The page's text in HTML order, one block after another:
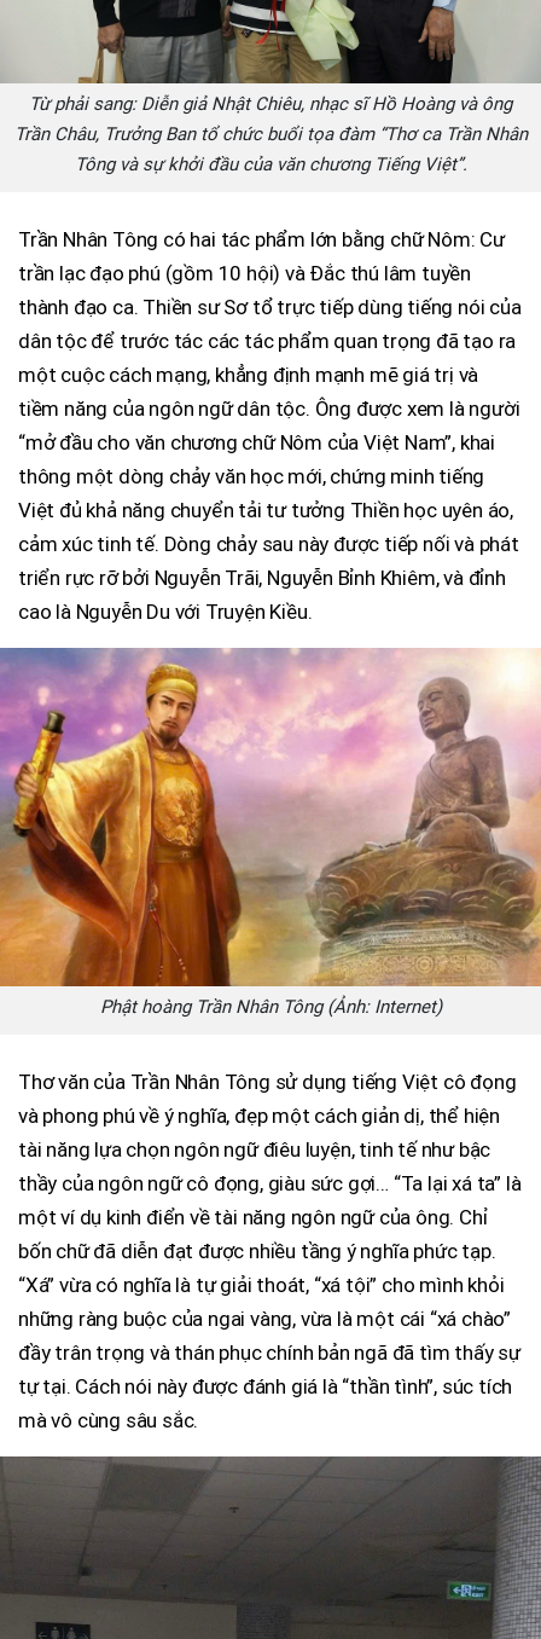
Từ phải sang: Diễn giả Nhật Chiêu, nhạc sĩ Hồ Hoàng và ông
Trần Châu, Trưởng Ban tổ chức buổi tọa đàm “Thơ ca Trần Nhân
Tông và sự khởi đầu của văn chương Tiếng Việt”.
Trần Nhân Tông có hai tác phẩm lớn bằng chữ Nôm: Cư
trần lạc đạo phú (gồm 10 hội) và Đắc thú lâm tuyền
thành đạo ca. Thiền sư Sơ tổ trực tiếp dùng tiếng nói của
dân tộc để trước tác các tác phẩm quan trọng đã tạo ra
một cuộc cách mạng, khẳng định mạnh mẽ giá trị và
tiềm năng của ngôn ngữ dân tộc. Ông được xem là người
“mở đầu cho văn chương chữ Nôm của Việt Nam”, khai
thông một dòng chảy văn học mới, chứng minh tiếng
Việt đủ khả năng chuyển tải tư tưởng Thiền học uyên áo,
cảm xúc tinh tế. Dòng chảy sau này được tiếp nối và phát
triển rực rỡ bởi Nguyễn Trãi, Nguyễn Bỉnh Khiêm, và đỉnh
cao là Nguyễn Du với Truyện Kiều.
Phật hoàng Trần Nhân Tông (Ảnh: Internet)
Thơ văn của Trần Nhân Tông sử dụng tiếng Việt cô đọng
và phong phú về ý nghĩa, đẹp một cách giản dị, thể hiện
tài năng lựa chọn ngôn ngữ điêu luyện, tinh tế như bậc
thầy của ngôn ngữ cô đọng, giàu sức gợi… “Ta lại xá ta” là
một ví dụ kinh điển về tài năng ngôn ngữ của ông. Chỉ
bốn chữ đã diễn đạt được nhiều tầng ý nghĩa phức tạp.
“Xá” vừa có nghĩa là tự giải thoát, “xá tội” cho mình khỏi
những ràng buộc của ngai vàng, vừa là một cái “xá chào”
đầy trân trọng và thán phục chính bản ngã đã tìm thấy sự
tự tại. Cách nói này được đánh giá là “thần tình”, súc tích
mà vô cùng sâu sắc.